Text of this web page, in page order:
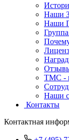
Наши
Наши
TMC -
Наши
Контакты
Контактная